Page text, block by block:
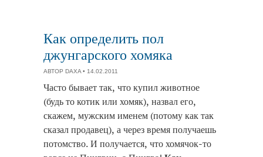
Как определить пол
джунгарского хомяка
АВТОР DAXA • 14.02.2011
Часто бывает так, что купил животное
(будь то котик или хомяк), назвал его,
скажем, мужским именем (потому как так
сказал продавец), а через время получаешь
потомство. И получается, что хомячок-то